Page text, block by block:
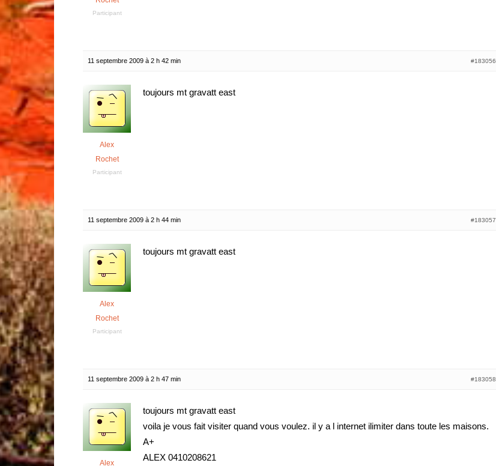
Participant
11 septembre 2009 à 2 h 42 min #183056
Alex
Rochet
Participant
toujours mt gravatt east
11 septembre 2009 à 2 h 44 min #183057
Alex
Rochet
Participant
toujours mt gravatt east
11 septembre 2009 à 2 h 47 min #183058
Alex
toujours mt gravatt east
voila je vous fait visiter quand vous voulez. il y a l internet ilimiter dans toute les maisons.
A+
ALEX 0410208621